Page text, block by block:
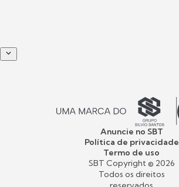
Anuncie no SBT
Política de privacidade
Termo de uso
SBT Copyright © 2026
Todos os direitos